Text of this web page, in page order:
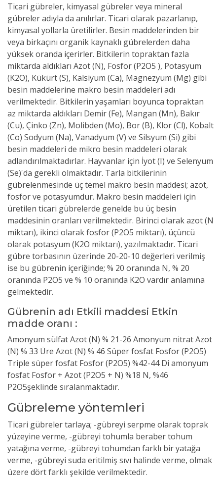
Ticari gübreler, kimyasal gübreler veya mineral
gübreler adıyla da anılırlar. Ticari olarak pazarlanıp,
kimyasal yollarla üretilirler. Besin maddelerinden bir
veya birkaçını organik kaynaklı gübrelerden daha
yüksek oranda içerirler. Bitkilerin topraktan fazla
miktarda aldıkları Azot (N), Fosfor (P2O5 ), Potasyum
(K2O), Kükürt (S), Kalsiyum (Ca), Magnezyum (Mg) gibi
besin maddelerine makro besin maddeleri adı
verilmektedir. Bitkilerin yaşamları boyunca topraktan
az miktarda aldıkları Demir (Fe), Mangan (Mn), Bakır
(Cu), Çinko (Zn), Molibden (Mo), Bor (B), Klor (Cl), Kobalt
(Co) Sodyum (Na), Vanadyum (V) ve Silsyum (Si) gibi
besin maddeleri de mikro besin maddeleri olarak
adlandırılmaktadırlar. Hayvanlar için İyot (I) ve Selenyum
(Se)'da gerekli olmaktadır. Tarla bitkilerinin
gübrelenmesinde üç temel makro besin maddesi; azot,
fosfor ve potasyumdur. Makro besin maddeleri için
üretilen ticari gübrelerde genelde bu üç besin
maddesinin oranları verilmektedir. Birinci olarak azot (N
miktarı), ikinci olarak fosfor (P2O5 miktarı), üçüncü
olarak potasyum (K2O miktarı), yazılmaktadır. Ticari
gübre torbasının üzerinde 20-20-10 değerleri verilmiş
ise bu gübrenin içeriğinde; % 20 oranında N, % 20
oranında P2O5 ve % 10 oranında K2O vardır anlamına
gelmektedir.
Gübrenin adı Etkili maddesi Etkin
madde oranı :
Amonyum sülfat Azot (N) % 21-26 Amonyum nitrat Azot
(N) % 33 Üre Azot (N) % 46 Süper fosfat Fosfor (P2O5)
Triple süper fosfat Fosfor (P2O5) %42-44 Di amonyum
fosfat Fosfor + Azot (P2O5 + N) %18 N, %46
P2O5şeklinde sıralanmaktadır.
Gübreleme yöntemleri
Ticari gübreler tarlaya; -gübreyi serpme olarak toprak
yüzeyine verme, -gübreyi tohumla beraber tohum
yatağına verme, -gübreyi tohumdan farklı bir yatağa
verme, -gübreyi suda eritilmiş sıvı halinde verme, olmak
üzere dört farklı şekilde verilmektedir.